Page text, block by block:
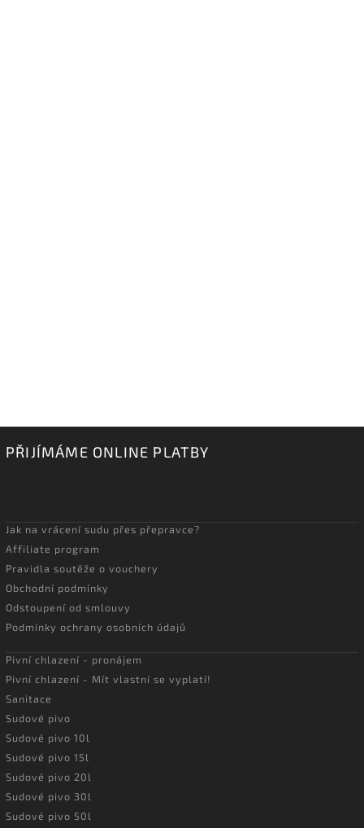
PŘIJÍMÁME ONLINE PLATBY
Jak na vrácení sudu přes přepravce?
Affiliate program
Pravidla soutěže o vouchery
Obchodní podmínky
Odstoupení od smlouvy
Podmínky ochrany osobních údajů
Pivní chlazení - pronájem
Pivní chlazení - Mít vlastní se vyplatí!
Sanitace
Sudové pivo
Sudové pivo 10l
Sudové pivo 15l
Sudové pivo 20l
Sudové pivo 30l
Sudové pivo 50l